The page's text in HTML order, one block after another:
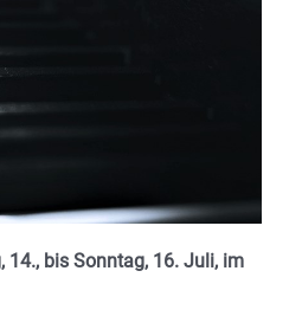
14., bis Sonntag, 16. Juli, im